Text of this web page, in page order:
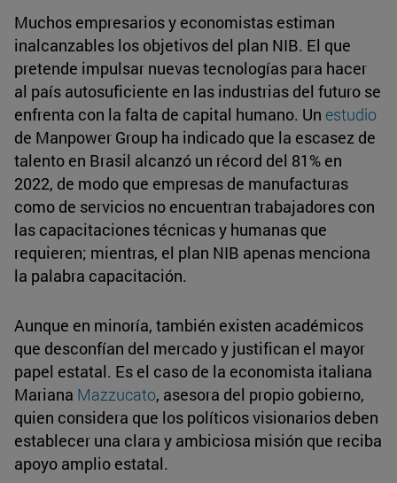
Muchos empresarios y economistas estiman
inalcanzables los objetivos del plan NIB. El que
pretende impulsar nuevas tecnologías para hacer
al país autosuficiente en las industrias del futuro se
enfrenta con la falta de capital humano. Un estudio
de Manpower Group ha indicado que la escasez de
talento en Brasil alcanzó un récord del 81% en
2022, de modo que empresas de manufacturas
como de servicios no encuentran trabajadores con
las capacitaciones técnicas y humanas que
requieren; mientras, el plan NIB apenas menciona
la palabra capacitación.
Aunque en minoría, también existen académicos
que desconfían del mercado y justifican el mayor
papel estatal. Es el caso de la economista italiana
Mariana Mazzucato, asesora del propio gobierno,
quien considera que los políticos visionarios deben
establecer una clara y ambiciosa misión que reciba
apoyo amplio estatal.